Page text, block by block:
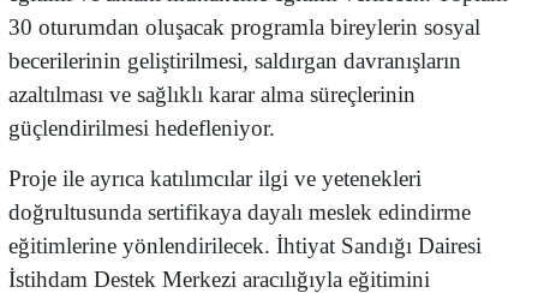
30 oturumdan oluşacak programla bireylerin sosyal
becerilerinin geliştirilmesi, saldırgan davranışların
azaltılması ve sağlıklı karar alma süreçlerinin
güçlendirilmesi hedefleniyor.
Proje ile ayrıca katılımcılar ilgi ve yetenekleri
doğrultusunda sertifikaya dayalı meslek edindirme
eğitimlerine yönlendirilecek. İhtiyat Sandığı Dairesi
İstihdam Destek Merkezi aracılığıyla eğitimini